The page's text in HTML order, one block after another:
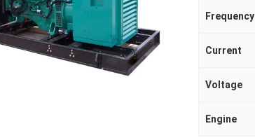
Frequency
Current
Voltage
Engine